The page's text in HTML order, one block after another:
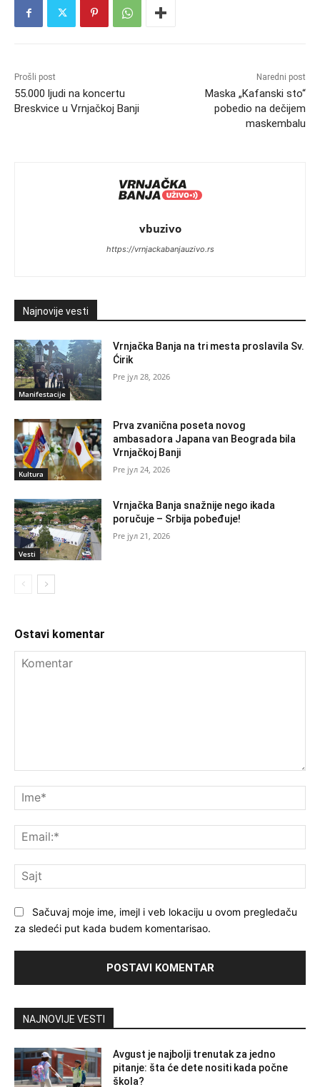
Prošli post
55.000 ljudi na koncertu
Breskvice u Vrnjačkoj Banji
Naredni post
Maska „Kafanski sto“
pobedio na dečijem
maskembalu
vbuzivo
https://vrnjackabanjauzivo.rs
Najnovije vesti
Manifestacije
Vrnjačka Banja na tri mesta proslavila Sv.
Ćirik
јул 28, 2026
Kultura
Prva zvanična poseta novog
ambasadora Japana van Beograda bila
Vrnjačkoj Banji
јул 24, 2026
Vesti
Vrnjačka Banja snažnije nego ikada
poručuje – Srbija pobeđuje!
јул 21, 2026
Ostavi komentar
Sačuvaj moje ime, imejl i veb lokaciju u ovom pregledaču
za sledeći put kada budem komentarisao.
NAJNOVIJE VESTI
Avgust je najbolji trenutak za jedno
pitanje: šta će dete nositi kada počne
škola?